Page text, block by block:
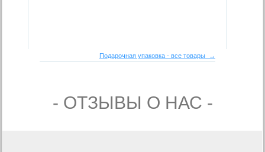
Подарочная упаковка - все товары →
- ОТЗЫВЫ О НАС -